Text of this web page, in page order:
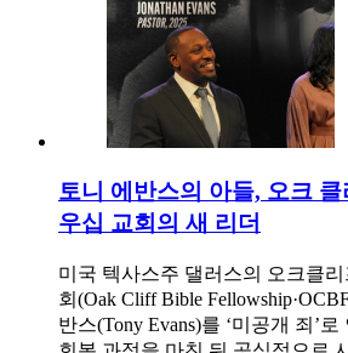
토니 에반스의 아들, 오크
우십 교회의 새 리더
미국 텍사스주 댈러스의 오크클
회(Oak Cliff Bible
반스(Tony Evans)를 ‘미공개 죄’